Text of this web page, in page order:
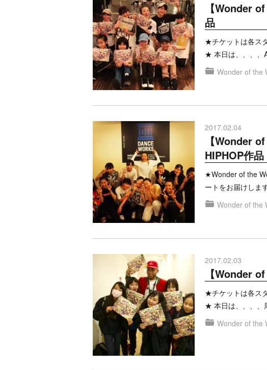
【Wonder
品
★チケットは各ス
★ 本日は、、、、
Wonder of the
2017.02.04
【Wonder
HIPHOP作品
★Wonder of the
ートをお届けしま
Wonder of the
2017.02.03
【Wonder
★チケットは各ス
★ 本日は、、、、
Wonder of the